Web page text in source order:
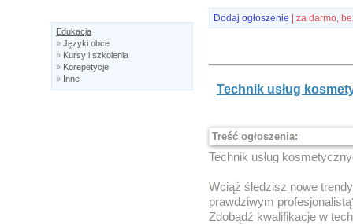
Edukacja
» Języki obce
» Kursy i szkolenia
» Korepetycje
» Inne
Dodaj ogłoszenie | za darmo,
Technik usług
Treść ogłoszenia:
Technik usług
Wciąż śledzisz nowe
prawdziwym
Zdobądź kwalifikacje w